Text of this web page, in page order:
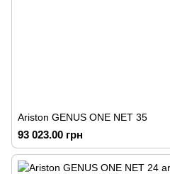
Ariston GENUS ONE NET 35
93 023.00 грн